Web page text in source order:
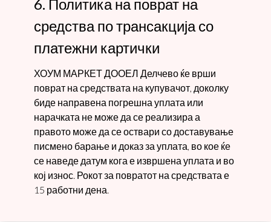
6. Политика на поврат на
средства по трансакција со
платежни картички
ХОУМ МАРКЕТ ДООЕЛ Делчево ќе врши
поврат на средствата на купувачот, доколку
биде направена погрешна уплата или
нарачката не може да се реализира а
правото може да се оствари со доставување
писмено барање и доказ за уплата, во кое ќе
се наведе датум кога е извршена уплата и во
кој износ. Рокот за повратот на средствата е
15 работни дена.